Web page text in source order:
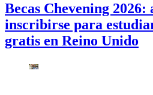
Becas Chevening 2026:
inscribirse para
gratis en Reino Unido